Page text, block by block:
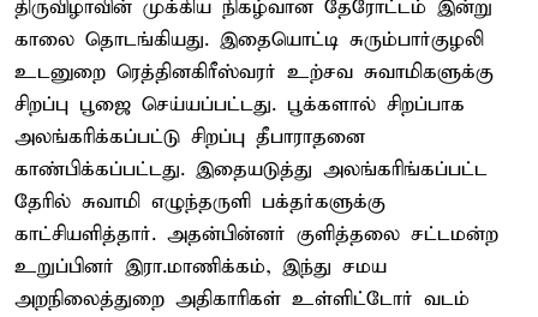
திருவிழாவின் முக்கிய நிகழ்வான தேரோட்டம் இன்று
காலை தொடங்கியது. இதையொட்டி சுரும்பார்குழலி
உடனுறை ரெத்தினகிரீஸ்வரர் உற்சவ சுவாமிகளுக்கு
சிறப்பு பூஜை செய்யப்பட்டது. பூக்களால் சிறப்பாக
அலங்கரிக்கப்பட்டு சிறப்பு தீபாராதனை
காண்பிக்கப்பட்டது. இதையடுத்து அலங்கரிங்கப்பட்ட
தேரில் சுவாமி எழுந்தருளி பக்தர்களுக்கு
காட்சியளித்தார். அதன்பின்னர் குளித்தலை சட்டமன்ற
உறுப்பினர் இரா.மாணிக்கம், இந்து சமய
அறநிலைத்துறை அதிகாரிகள் உள்ளிட்டோர் வடம்